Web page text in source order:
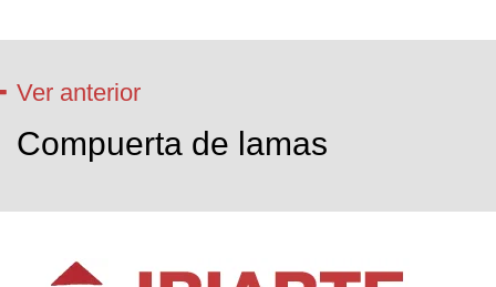
Ver anterior
Compuerta de lamas